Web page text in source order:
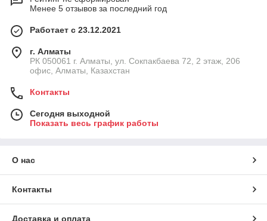
Менее 5 отзывов за последний год
Работает с 23.12.2021
г. Алматы
РК 050061 г. Алматы, ул. Сокпакбаева 72, 2 этаж, 206
офис, Алматы, Казахстан
Контакты
Сегодня выходной
Показать весь график работы
О нас
Контакты
Доставка и оплата